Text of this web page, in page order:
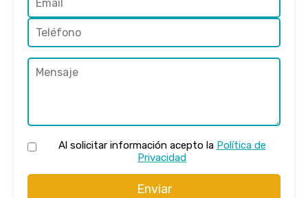
Al solicitar información acepto la Política de
Privacidad
Enviar